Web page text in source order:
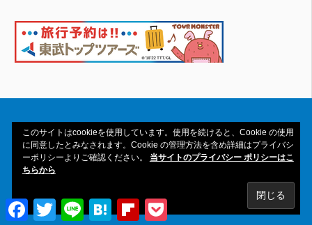
Copyright© 2016-2026amAtavi All Rights
Facebook
TwitterLine HatenaFlipboard
このサイトはcookieを使用しています。使用を続けると、Cookie の使用
に同意したとみなされます。Cookie の管理方法を含め詳細はプライバシ
ーポリシーよりご確認ください。 当サイトのプライバシー ポリシーはこ
ちらから